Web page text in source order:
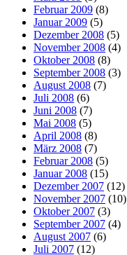
Februar 2009 (8)
Januar 2009 (5)
Dezember 2008 (5)
November 2008 (4)
Oktober 2008 (8)
September 2008 (3)
August 2008 (7)
Juli 2008 (6)
Juni 2008 (7)
Mai 2008 (5)
April 2008 (8)
März 2008 (7)
Februar 2008 (5)
Januar 2008 (15)
Dezember 2007 (12)
November 2007 (10)
Oktober 2007 (3)
September 2007 (4)
August 2007 (6)
Juli 2007 (12)